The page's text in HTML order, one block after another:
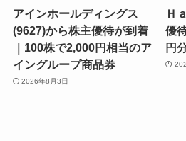
アインホールディングス
(9627)から株主優待が到着
｜100株で2,000円相当のア
イングループ商品券
2026年8月3日
Ｈ
優
円